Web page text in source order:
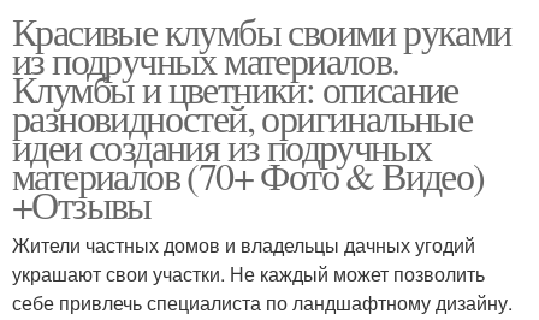
Красивые клумбы своими руками
из подручных материалов.
Клумбы и цветники: описание
разновидностей, оригинальные
идеи создания из подручных
материалов (70+ Фото & Видео)
+Отзывы
Жители частных домов и владельцы дачных угодий
украшают свои участки. Не каждый может позволить
себе привлечь специалиста по ландшафтному дизайну.